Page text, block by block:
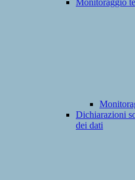
Monitoraggio
Dichiarazioni
dei dati